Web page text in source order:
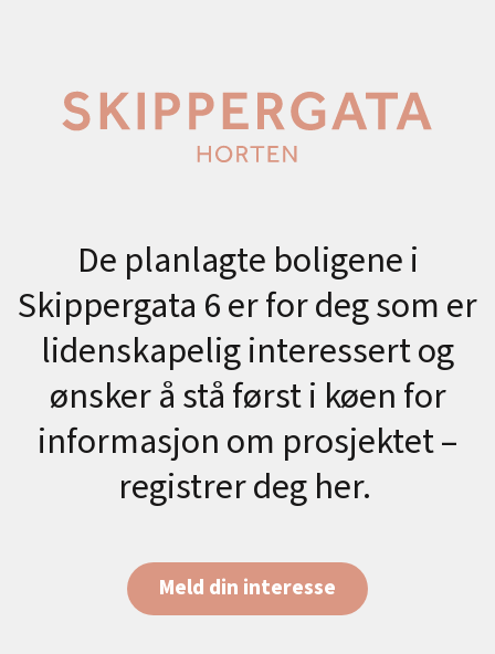
De planlagte boligene i
Skippergata 6 er for deg som er
lidenskapelig interessert og
ønsker å stå først i køen for
informasjon om prosjektet –
registrer deg her.
Meld din interesse